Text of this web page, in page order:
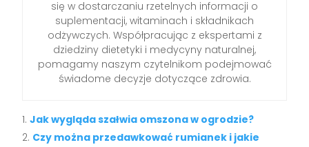
się w dostarczaniu rzetelnych informacji o
suplementacji, witaminach i składnikach
odżywczych. Współpracując z ekspertami z
dziedziny dietetyki i medycyny naturalnej,
pomagamy naszym czytelnikom podejmować
świadome decyzje dotyczące zdrowia.
Jak wygląda szałwia omszona w ogrodzie?
Czy można przedawkować rumianek i jakie